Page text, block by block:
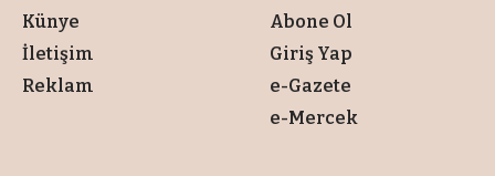
Künye
İletişim
Reklam
Abone Ol
Giriş Yap
e-Gazete
e-Mercek